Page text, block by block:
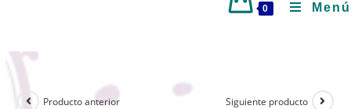
0 Menú
Producto anterior Siguiente producto